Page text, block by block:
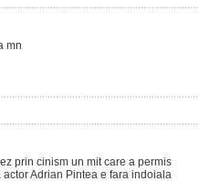
mn
prin cinism un mit care a permis
Adrian Pintea e fara indoiala